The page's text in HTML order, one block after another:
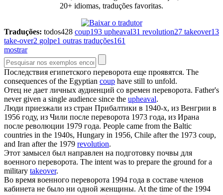
20+ idiomas, traduções favoritas.
Traduções: todos428 coup193 upheaval31 revolution27 takeover13
take-over2 golpe1 outras traduções161
mostrar
Последствия египетского переворота еще проявятся. The
consequences of the Egyptian coup have still to unfold.
Отец не дает личных аудиенций со времен переворота. Father's
never given a single audience since the upheaval.
Люди приезжали из стран Прибалтики в 1940-х, из Венгрии в
1956 году, из Чили после переворота 1973 года, из Ирана
после революции 1979 года. People came from the Baltic
countries in the 1940s, Hungary in 1956, Chile after the 1973 coup,
and Iran after the 1979 revolution.
Этот замысел был направлен на подготовку почвы для
военного переворота. The intent was to prepare the ground for a
military takeover.
Во время военного переворота 1994 года в составе членов
кабинета не было ни одной женщины. At the time of the 1994